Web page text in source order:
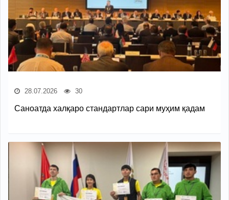
28.07.2026 30
Саноатда халқаро стандартлар сари муҳим қадам